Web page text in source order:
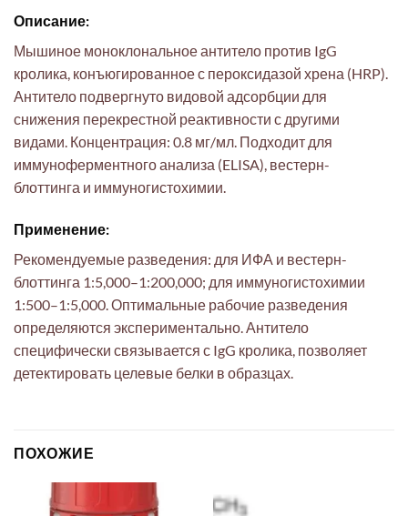
Описание:
Мышиное моноклональное антитело против IgG
кролика, конъюгированное с пероксидазой хрена (HRP).
Антитело подвергнуто видовой адсорбции для
снижения перекрестной реактивности с другими
видами. Концентрация: 0.8 мг/мл. Подходит для
иммуноферментного анализа (ELISA), вестерн-
блоттинга и иммуногистохимии.
Применение:
Рекомендуемые разведения: для ИФА и вестерн-
блоттинга 1:5,000–1:200,000; для иммуногистохимии
1:500–1:5,000. Оптимальные рабочие разведения
определяются экспериментально. Антитело
специфически связывается с IgG кролика, позволяет
детектировать целевые белки в образцах.
ПОХОЖИЕ